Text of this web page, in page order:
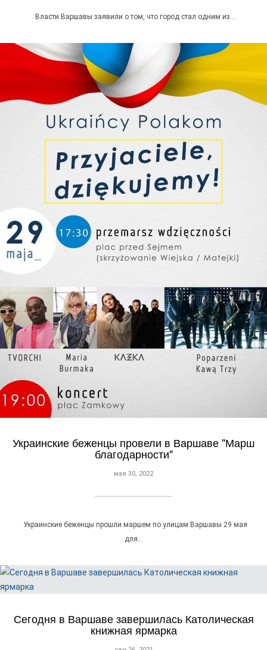
Власти Варшавы заявили о том, что город стал одним из…
Украинские беженцы провели в Варшаве "Марш
благодарности"
мая 30, 2022
Украинские беженцы прошли маршем по улицам Варшавы 29 мая
для…
Сегодня в Варшаве завершилась Католическая
книжная ярмарка